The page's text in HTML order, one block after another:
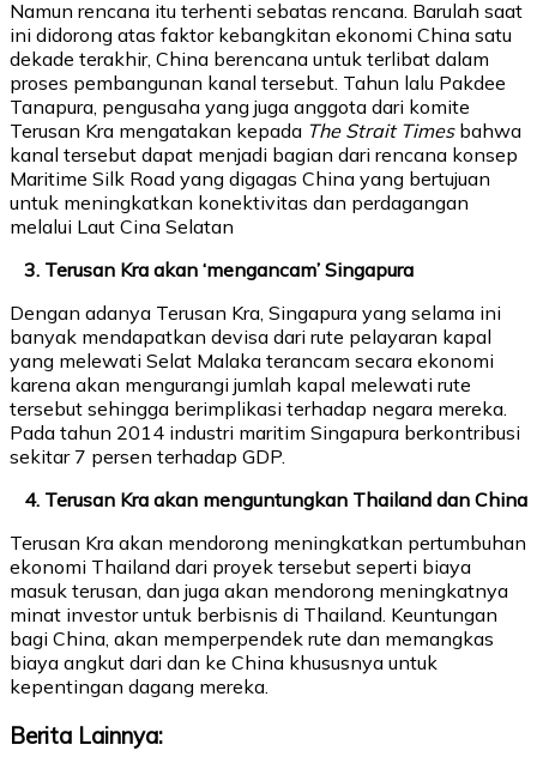
Namun rencana itu terhenti sebatas rencana. Barulah saat
ini didorong atas faktor kebangkitan ekonomi China satu
dekade terakhir, China berencana untuk terlibat dalam
proses pembangunan kanal tersebut. Tahun lalu Pakdee
Tanapura, pengusaha yang juga anggota dari komite
Terusan Kra mengatakan kepada The Strait Times bahwa
kanal tersebut dapat menjadi bagian dari rencana konsep
Maritime Silk Road yang digagas China yang bertujuan
untuk meningkatkan konektivitas dan perdagangan
melalui Laut Cina Selatan
3. Terusan Kra akan ‘mengancam’ Singapura
Dengan adanya Terusan Kra, Singapura yang selama ini
banyak mendapatkan devisa dari rute pelayaran kapal
yang melewati Selat Malaka terancam secara ekonomi
karena akan mengurangi jumlah kapal melewati rute
tersebut sehingga berimplikasi terhadap negara mereka.
Pada tahun 2014 industri maritim Singapura berkontribusi
sekitar 7 persen terhadap GDP.
4. Terusan Kra akan menguntungkan Thailand dan China
Terusan Kra akan mendorong meningkatkan pertumbuhan
ekonomi Thailand dari proyek tersebut seperti biaya
masuk terusan, dan juga akan mendorong meningkatnya
minat investor untuk berbisnis di Thailand. Keuntungan
bagi China, akan memperpendek rute dan memangkas
biaya angkut dari dan ke China khususnya untuk
kepentingan dagang mereka.
Berita Lainnya: